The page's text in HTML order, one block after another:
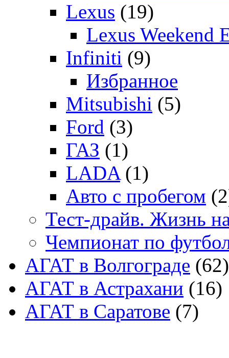
Lexus (19)
Lexus Weekend
Infiniti (9)
Избранное
Mitsubishi (5)
Ford (3)
ГАЗ (1)
LADA (1)
Авто с пробегом
Тест-драйв. Жизнь
Чемпионат по
АГАТ в Волгограде (62)
АГАТ в Астрахани (16)
АГАТ в Саратове (7)